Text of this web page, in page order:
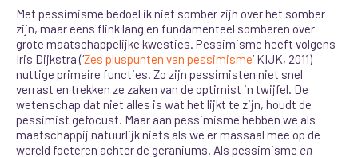
Met pessimisme bedoel ik niet somber zijn over het somber
zijn, maar eens flink lang en fundamenteel somberen over
grote maatschappelijke kwesties. Pessimisme heeft volgens
Iris Dijkstra (‘Zes pluspunten van pessimisme’ KIJK, 2011)
nuttige primaire functies. Zo zijn pessimisten niet snel
verrast en trekken ze zaken van de optimist in twijfel. De
wetenschap dat niet alles is wat het lijkt te zijn, houdt de
pessimist gefocust. Maar aan pessimisme hebben we als
maatschappij natuurlijk niets als we er massaal mee op de
wereld foeteren achter de geraniums. Als pessimisme en